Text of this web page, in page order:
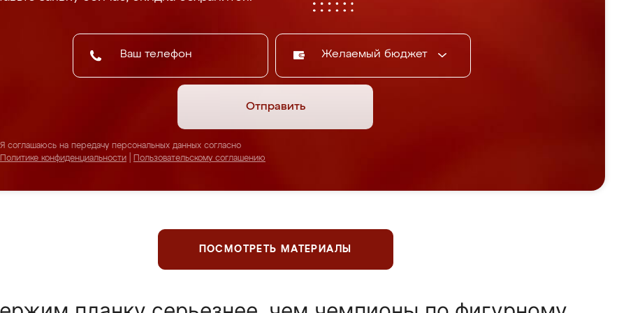
Желаемый бюджет
Отправить
Я соглашаюсь на передачу персональных данных согласно
Политике конфиденциальности
Пользовательскому соглашению
ПОСМОТРЕТЬ МАТЕРИАЛЫ